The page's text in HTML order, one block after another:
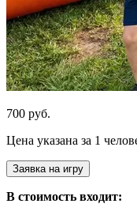
700 руб.
Цена указана за 1
Заявка на игру
В стоимость входит: